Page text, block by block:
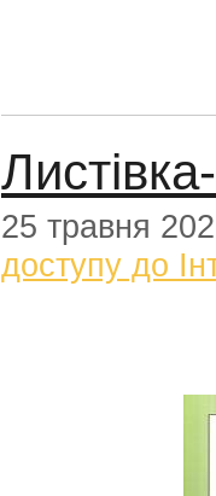
25 травня
доступу до